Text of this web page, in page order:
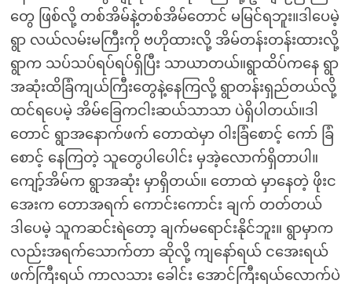
တွေ ဖြစ်လို့ တစ်အိမ်နဲ့တစ်အိမ်တောင် မမြင်ရဘူး။ဒါပေမဲ့
ရွာ လယ်လမ်းမကြီးကို ဗဟိုထားလို့ အိမ်တန်းတန်းထားလို့
ရွာက သပ်သပ်ရပ်ရပ်ရှိပြီး သာယာတယ်။ရွာထိပ်ကနေ ရွာ
အဆုံးထိခြံကျယ်ကြီးတွေနဲ့နေကြလို့ ရွာတန်းရှည်တယ်လို့
ထင်ရပေမဲ့ အိမ်ခြေကငါးဆယ်သာသာ ပဲရှိပါတယ်။ဒါ
တောင် ရွာအနောက်ဖက် တောထဲမှာ ဝါးခြံစောင့် ကော် ခြံ
စောင့် နေကြတဲ့ သူတွေပါပေါင်း မှအဲ့လောက်ရှိတာပါ။
ကျော့်အိမ်က ရွာအဆုံး မှာရှိတယ်။ တောထဲ မှာနေတဲ့ ဖိုးင
အေးက တောအရက် ကောင်းကောင်း ချက် တတ်တယ်
ဒါပေမဲ့ သူကဆင်းရဲတော့ ချက်မရောင်းနိုင်ဘူး။ ရွာမှာက
လည်းအရက်သောက်တာ ဆိုလို့ ကျနော်ရယ် ငအေးရယ်
ဖက်ကြီးရယ် ကာလသား ခေါင်း အောင်ကြီးရယ်လောက်ပဲ